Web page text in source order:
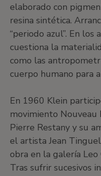
elaborado con
resina sintética.
“periodo azul”. En
cuestiona la
como las
cuerpo humano para
En 1960 Klein
movimiento Nouveau
Pierre Restany y su
el artista Jean
obra en la galería
Tras sufrir sucesivos